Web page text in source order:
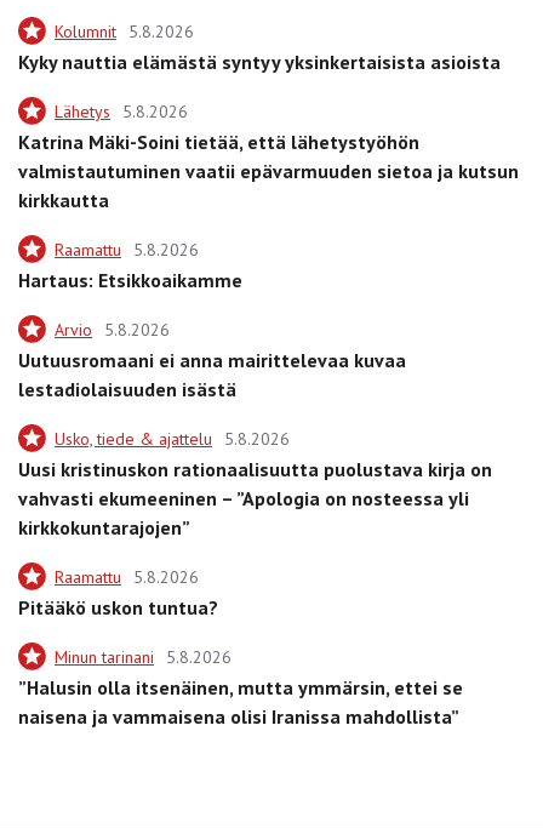
Kolumnit 5.8.2026
Kyky nauttia elämästä syntyy yksinkertaisista asioista
Lähetys 5.8.2026
Katrina Mäki-Soini tietää, että lähetystyöhön
valmistautuminen vaatii epävarmuuden sietoa ja kutsun
kirkkautta
Raamattu 5.8.2026
Hartaus: Etsikkoaikamme
Arvio 5.8.2026
Uutuusromaani ei anna mairittelevaa kuvaa
lestadiolaisuuden isästä
Usko, tiede & ajattelu 5.8.2026
Uusi kristinuskon rationaalisuutta puolustava kirja on
vahvasti ekumeeninen – ”Apologia on nosteessa yli
kirkkokuntarajojen”
Raamattu 5.8.2026
Pitääkö uskon tuntua?
Minun tarinani 5.8.2026
”Halusin olla itsenäinen, mutta ymmärsin, ettei se
naisena ja vammaisena olisi Iranissa mahdollista”